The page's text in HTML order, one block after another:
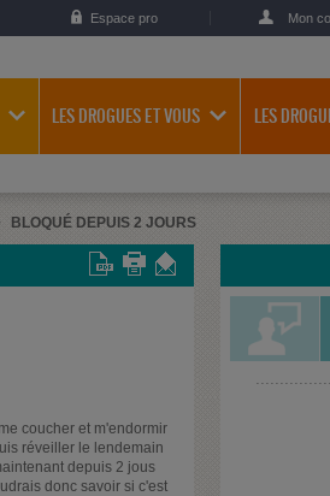
Espace pro Mon
LES DROGUES ET VOUS LES
BLOQUÉ DEPUIS 2 JOURS
coucher et m'endormir
réveiller le lendemain
depuis 2 jous
donc savoir si c'est